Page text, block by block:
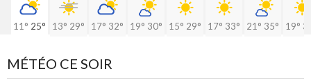
11° 25° 13° 29° 17° 32° 19° 30° 15° 29° 17° 33° 21° 35° 19°
MÉTÉO CE SOIR